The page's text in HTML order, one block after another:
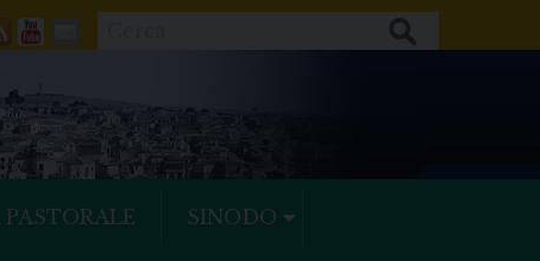
FeedsYoutube
Mail
SINODO